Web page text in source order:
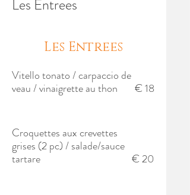
Les Entrees
Les Entrees
Vitello tonato / carpaccio de
veau / vinaigrette au thon
€ 18
Croquettes aux crevettes
grises (2 pc) / salade/sauce
tartare
€ 20